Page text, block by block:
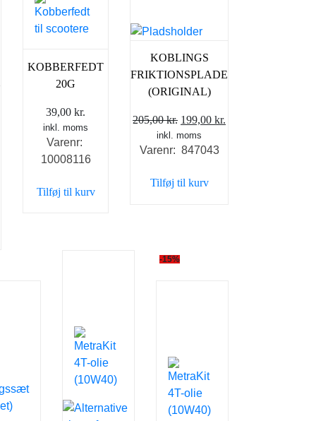
KOBBERFEDT
20G
39,00kr.
inkl. moms
Varenr:
10008116
Tilføj til kurv
KOBLINGS
FRIKTIONSPLADE
(ORIGINAL)
205,00kr. Den
oprindelige
pris
205,00 kr..
199,00kr.
inkl. moms
Varenr: 847043
Tilføj til kurv
-15%